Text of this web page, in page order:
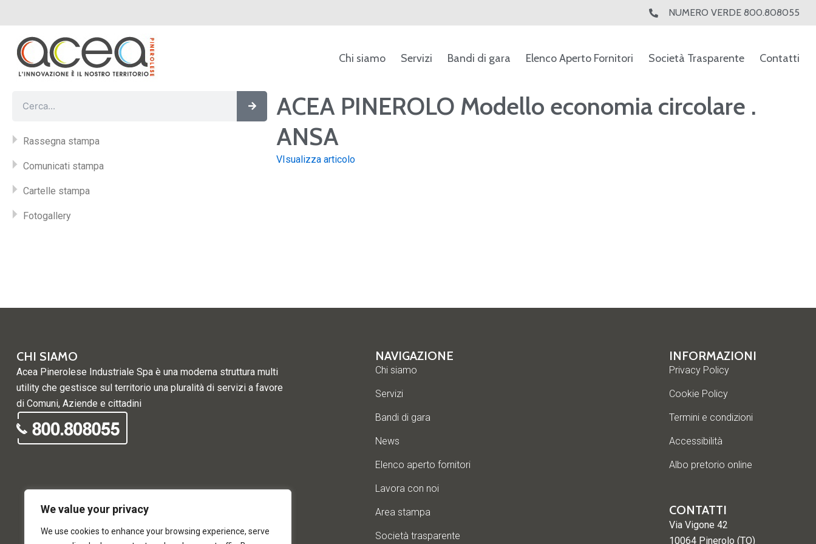
We value your privacy
We use cookies to enhance your browsing experience, serve
al
contenuto
NUMERO VERDE 800.808055
Chi siamo Servizi Bandi di gara Elenco Aperto Fornitori Società Trasparente Contatti
Cerca
Rassegna stampa
Comunicati stampa
Cartelle stampa
Fotogallery
ACEA PINEROLO Modello economia circolare .
ANSA
VIsualizza articolo
CHI SIAMO
Acea Pinerolese Industriale Spa è una moderna struttura multi
utility che gestisce sul territorio una pluralità di servizi a favore
di Comuni, Aziende e cittadini
NAVIGAZIONE
Chi siamo
Servizi
Bandi di gara
News
Elenco aperto fornitori
Lavora con noi
Area stampa
Società trasparente
INFORMAZIONI
Privacy Policy
Cookie Policy
Termini e condizioni
Accessibilità
Albo pretorio online
CONTATTI
Via Vigone 42
10064 Pinerolo (TO)